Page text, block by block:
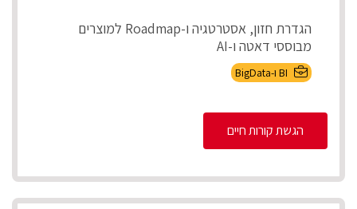
הגדרת חזון, אסטרטגיה ו-Roadmap למוצרים
מבוססי דאטה ו-AI
אפיון צרכים עסקיים ותרגומם לדרישות מוצר מדיד...
BI ו-BigData
הגשת קורות חיים